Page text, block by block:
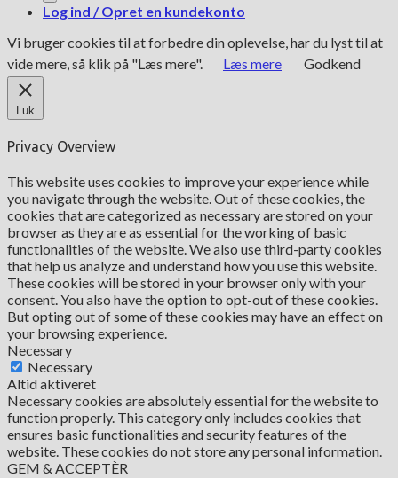
Log ind / Opret en kundekonto
Vi bruger cookies til at forbedre din oplevelse, har du lyst til at
vide mere, så klik på "Læs mere".
Læs mere Godkend
Luk
Privacy Overview
This website uses cookies to improve your experience while
you navigate through the website. Out of these cookies, the
cookies that are categorized as necessary are stored on your
browser as they are as essential for the working of basic
functionalities of the website. We also use third-party cookies
that help us analyze and understand how you use this website.
These cookies will be stored in your browser only with your
consent. You also have the option to opt-out of these cookies.
But opting out of some of these cookies may have an effect on
your browsing experience.
Necessary
Necessary
Altid aktiveret
Necessary cookies are absolutely essential for the website to
function properly. This category only includes cookies that
ensures basic functionalities and security features of the
website. These cookies do not store any personal information.
GEM & ACCEPTÈR